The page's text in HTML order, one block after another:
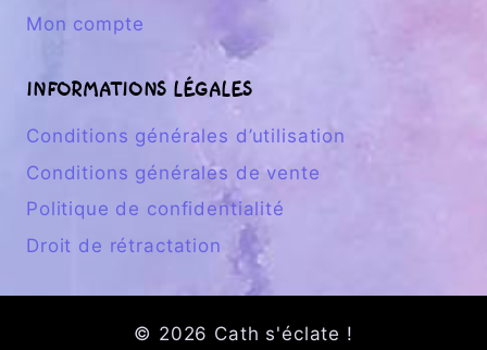
Mon compte
INFORMATIONS LÉGALES
Conditions générales d’utilisation
Conditions générales de vente
Politique de confidentialité
Droit de rétractation
© 2026 Cath s'éclate !